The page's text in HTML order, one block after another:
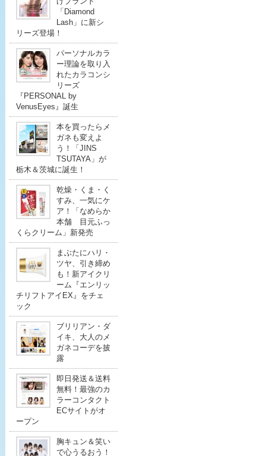
「Diamond
Lash」に新シ
リーズ登場！
パーソナルカラ
ー理論を取り入
れたカラコンシ
リーズ
『PERSONAL by
VenusEyes』誕生
本を買ったらメ
ガネも変えよ
う！「JINS
TSUTAYA」が
栃木＆茨城に誕生！
乾燥・くま・く
すみ、一気にケ
ア！「なめらか
本舗 目元ふっ
くらクリーム」新発売
まぶたにハリ・
ツヤ、引き締め
も！新アイクリ
ーム『エンリッ
チリフトアイEX』をチェ
ック
ブリリアン・ダ
イキ、大人のメ
ガネコーデを披
露
即日発送＆送料
無料！最強のカ
ラーコンタクト
ECサイトがオ
ープン
胸キュン＆笑い
で心うるおう！